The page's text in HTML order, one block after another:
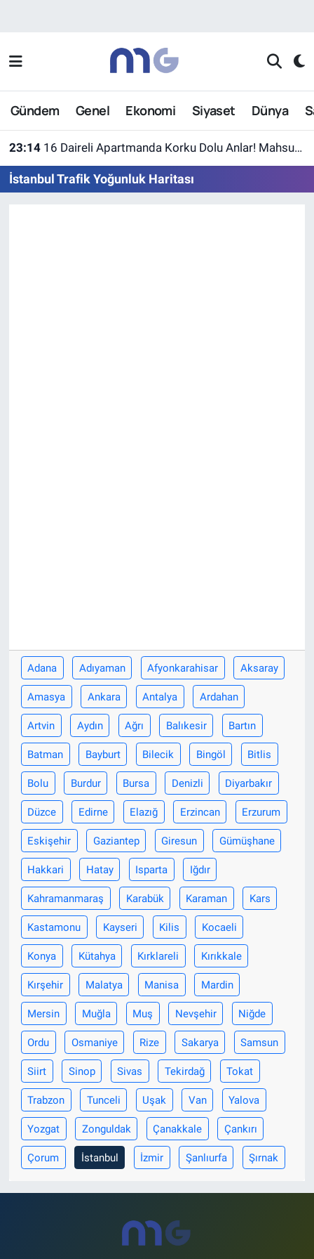
Gündem Genel Ekonomi Siyaset Dünya
23:14 16 Daireli Apartmanda Korku Dolu Anlar! Mahsur Kalanlar Kurtarıldı
İstanbul Trafik Yoğunluk Haritası
Adana Adıyaman Afyonkarahisar Aksaray
Amasya Ankara Antalya Ardahan
Artvin Aydın Ağrı Balıkesir Bartın
Batman Bayburt Bilecik Bingöl Bitlis
Bolu Burdur Bursa Denizli Diyarbakır
Düzce Edirne Elazığ Erzincan Erzurum
Eskişehir Gaziantep Giresun Gümüşhane
Hakkari Hatay Isparta Iğdır
Kahramanmaraş Karabük Karaman Kars
Kastamonu Kayseri Kilis Kocaeli
Konya Kütahya Kırklareli Kırıkkale
Kırşehir Malatya Manisa Mardin
Mersin Muğla Muş Nevşehir Niğde
Ordu Osmaniye Rize Sakarya Samsun
Siirt Sinop Sivas Tekirdağ Tokat
Trabzon Tunceli Uşak Van Yalova
Yozgat Zonguldak Çanakkale Çankırı
Çorum İstanbul İzmir Şanlıurfa Şırnak
Nöbetçi Eczaneler
Hava Durumu
Süper Lig Puan Durumu ve Fikstür